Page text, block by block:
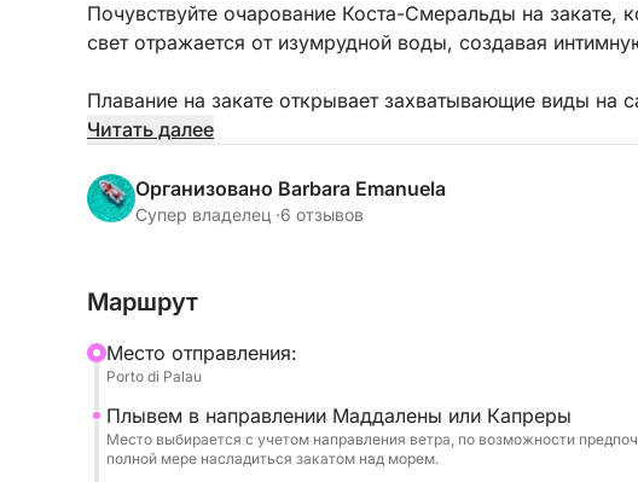
Почувствуйте очарование Коста-Смеральды на закате,
свет отражается от изумрудной воды, создавая
Плавание на закате открывает захватывающие виды на
архипелага. Гранитные скалы окрашиваются в
незабываемые фотографии или насладиться последним
празднования особого случая, этот тур — идеальное
Уникальный способ завершить день в самом сердце
Читать далее
Организовано Barbara Emanuela
Супер владелец ·6 отзывов
Маршрут
Mесто отправления:
Porto di Palau
Плывем в направлении Маддалены или Капреры
Место выбирается с учетом направления ветра, по возможности
полной мере насладиться закатом над морем.